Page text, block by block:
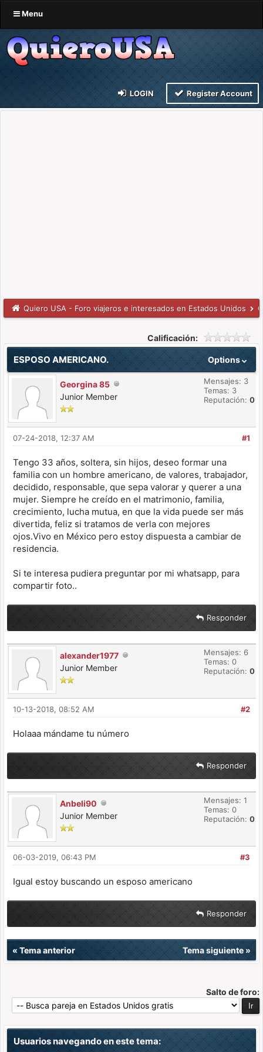
Menu
LOGIN Register Account
Quiero USA - Foro viajeros e interesados en Estados Unidos
Calificación:
Options
ESPOSO AMERICANO.
Georgina 85
Junior Member
Mensajes: 3
Temas: 3
Reputación: 0
#1
07-24-2018, 12:37 AM
Tengo 33 años, soltera, sin hijos, deseo formar una
familia con un hombre americano, de valores, trabajador,
decidido, responsable, que sepa valorar y querer a una
mujer. Siempre he creído en el matrimonio, familia,
crecimiento, lucha mutua, en que la vida puede ser más
divertida, feliz si tratamos de verla con mejores
ojos.Vivo en México pero estoy dispuesta a cambiar de
residencia.
Si te interesa pudiera preguntar por mi whatsapp, para
compartir foto..
Responder
alexander1977
Junior Member
Mensajes: 6
Temas: 0
Reputación: 0
#2
10-13-2018, 08:52 AM
Holaaa mándame tu número
Responder
Anbeli90
Junior Member
Mensajes: 1
Temas: 0
Reputación: 0
#3
06-03-2019, 06:43 PM
Igual estoy buscando un esposo americano
Responder
« Tema anterior Tema siguiente»
Salto de foro:
Usuarios navegando en este tema: